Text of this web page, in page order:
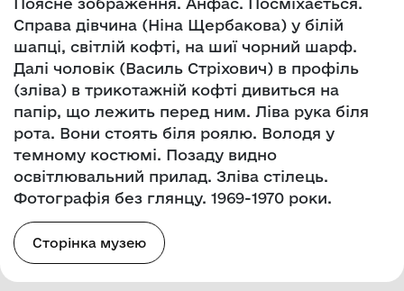
Справа дівчина (Ніна Щербакова) у білій
шапці, світлій кофті, на шиї чорний шарф.
Далі чоловік (Василь Стріхович) в профіль
(зліва) в трикотажній кофті дивиться на
папір, що лежить перед ним. Ліва рука біля
рота. Вони стоять біля роялю. Володя у
темному костюмі. Позаду видно
освітлювальний прилад. Зліва стілець.
Фотографія без глянцу. 1969-1970 роки.
Сторінка музею